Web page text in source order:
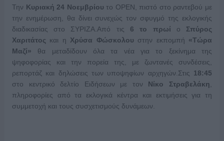
Την Κυριακή 24 Νοεμβρίου το ΟΡΕΝ, πιστό στο ραντεβού με
την ενημέρωση, θα δίνει συνεχώς τον σφυγμό της εκλογικής
διαδικασίας στο ΣΥΡΙΖΑ.Από τις 6 το πρωί ο Σπύρος
Χαριτάτος και η Χρύσα Φώσκολου στην εκπομπή «Τώρα
Μαζί» θα μεταδίδουν όλα τα νέα για το ξεκίνημα της
ψηφοφορίας και την πορεία της, με ζωντανές συνδέσεις,
ρεπορτάζ και δηλώσεις των υποψηφίων αρχηγών.Στις 18:45
στο κεντρικό δελτίο Ειδήσεων με τον Νίκο Στραβελάκη
πληροφορίες από τα εκλογικά κέντρα και εκτιμήσεις για τη
συμμετοχή και τους συσχετισμούς δυνάμεων.